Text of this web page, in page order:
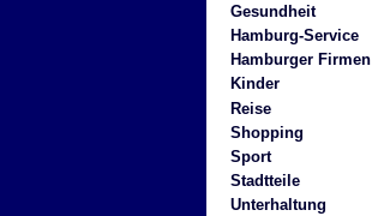
Gesundheit
Hamburg-Service
Hamburger Firmen
Kinder
Reise
Shopping
Sport
Stadtteile
Unterhaltung